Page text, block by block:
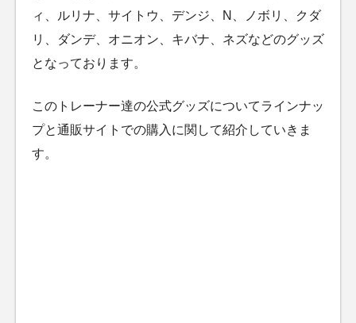
ィ、ルリナ、サイトウ、デンジ、N、ノボリ、クダ
リ、ダンデ、オニオン、キバナ、ネズなどのグッズ
となっております。
このトレーナー達の公式グッズについてラインナッ
プと通販サイトでの購入に関して紹介していきま
す。